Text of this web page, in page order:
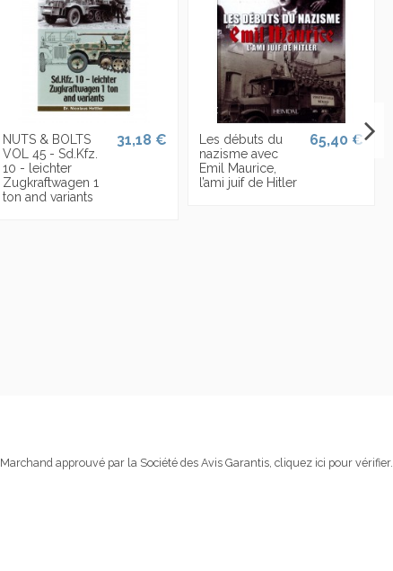
NUTS & BOLTS
VOL 45 - Sd.Kfz.
10 - leichter
Zugkraftwagen 1
ton and variants
31,18 €
Les débuts du
nazisme avec
Emil Maurice,
l’ami juif de Hitler
65,40 €
Marchand approuvé par la Société des Avis Garantis, cliquez ici pour vérifier.